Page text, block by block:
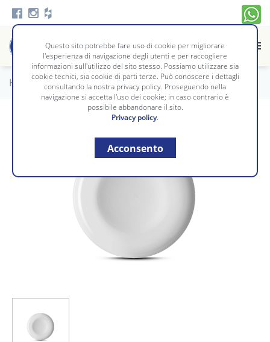
Home / Tavola e Cucina / TAVOLA
Questo sito potrebbe fare uso di cookie per migliorare
l'esperienza di navigazione degli utenti e per raccogliere
informazioni sull'utilizzo del sito stesso. Possiamo utilizzare sia
cookie tecnici, sia cookie di parti terze. Può conoscere i dettagli
consultando la nostra privacy policy. Proseguendo nella
navigazione si accetta l'uso dei cookie; in caso contrario è
possibile abbandonare il sito.
Privacy policy.
Acconsento